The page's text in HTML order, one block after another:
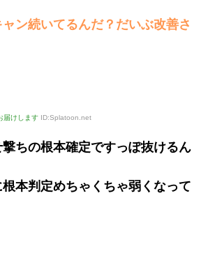
ン続いてるんだ？だいぶ改善さ
届けします ID:Splatoon.net
ちの根本確定ですっぽ抜けるん
本判定めちゃくちゃ弱くなって